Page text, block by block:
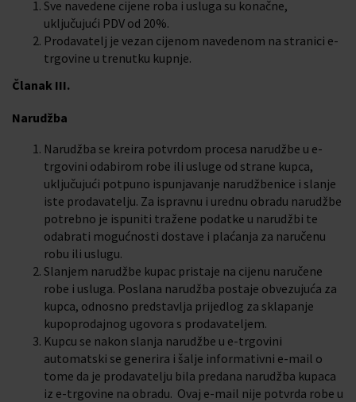
Sve navedene cijene roba i usluga su konačne,
uključujući PDV od 20%.
Prodavatelj je vezan cijenom navedenom na stranici e-
trgovine u trenutku kupnje.
Članak III.
Narudžba
Narudžba se kreira potvrdom procesa narudžbe u e-
trgovini odabirom robe ili usluge od strane kupca,
uključujući potpuno ispunjavanje narudžbenice i slanje
iste prodavatelju. Za ispravnu i urednu obradu narudžbe
potrebno je ispuniti tražene podatke u narudžbi te
odabrati mogućnosti dostave i plaćanja za naručenu
robu ili uslugu.
Slanjem narudžbe kupac pristaje na cijenu naručene
robe i usluga. Poslana narudžba postaje obvezujuća za
kupca, odnosno predstavlja prijedlog za sklapanje
kupoprodajnog ugovora s prodavateljem.
Kupcu se nakon slanja narudžbe u e-trgovini
automatski se generira i šalje informativni e-mail o
tome da je prodavatelju bila predana narudžba kupaca
iz e-trgovine na obradu. Ovaj e-mail nije potvrda robe u